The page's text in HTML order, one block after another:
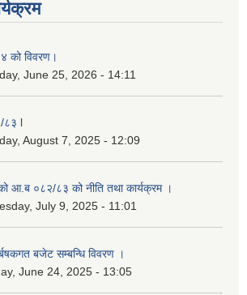
को विवरण।
June 25, 2026 - 14:11
८३ l
August 7, 2025 - 12:09
आ.ब ०८२/८३ को नीति तथा कार्यक्रम ।
July 9, 2025 - 11:01
बजेट सम्बन्धि विवरण ।
June 24, 2025 - 13:05